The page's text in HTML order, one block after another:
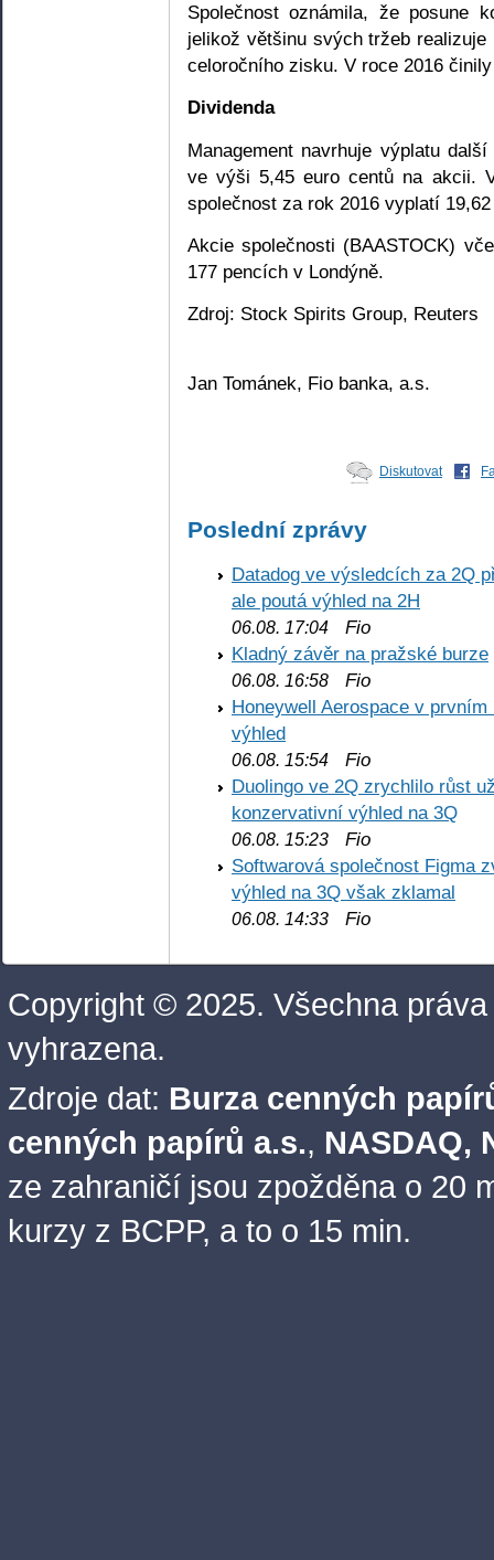
Společnost oznámila, že posune
jelikož většinu svých tržeb
celoročního zisku. V roce 2016
Dividenda
Management navrhuje výplatu
ve výši 5,45 euro centů na akcii.
společnost za rok 2016 vyplatí
Akcie společnosti (BAASTOCK)
177 pencích v Londýně.
Zdroj: Stock Spirits Group, Reuters
Jan Tománek, Fio banka, a.s.
Diskutovat
Poslední zprávy
Datadog ve výsledcích za 2Q
ale poutá výhled na 2H
06.08. 17:04 Fio
Kladný závěr na pražské burze
06.08. 16:58 Fio
Honeywell Aerospace v
výhled
06.08. 15:54 Fio
Duolingo ve 2Q zrychlilo růst
konzervativní výhled na 3Q
06.08. 15:23 Fio
Softwarová společnost Figma
výhled na 3Q však zklamal
06.08. 14:33 Fio
Copyright © 2025. Všechna práva
vyhrazena.
Zdroje dat: Burza cenných
cenných papírů a.s., NASDAQ,
ze zahraničí jsou zpožděna o 20
kurzy z BCPP, a to o 15 min.